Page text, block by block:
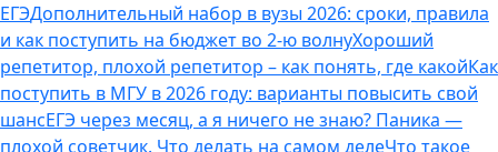
ЕГЭДополнительный набор в вузы 2026: сроки, правила
и как поступить на бюджет во 2‑ю волнуХороший
репетитор, плохой репетитор – как понять, где какойКак
поступить в МГУ в 2026 году: варианты повысить свой
шансЕГЭ через месяц, а я ничего не знаю? Паника —
плохой советчик. Что делать на самом делеЧто такое